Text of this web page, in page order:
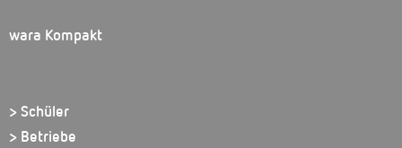
wara Kompakt
> Schüler
> Betriebe